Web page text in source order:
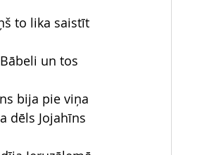
to lika saistīt
un tos
bija pie viņa
dēls Jojahīns